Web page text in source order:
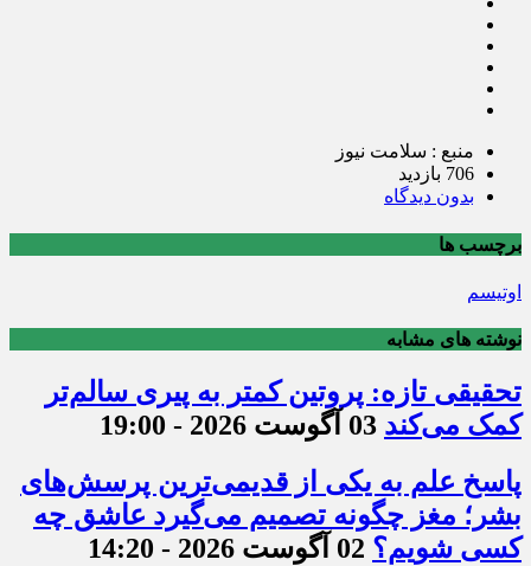
منبع : سلامت نیوز
706 بازدید
بدون دیدگاه
برچسب ها
اوتیسم
نوشته های مشابه
تحقیقی تازه: پروتین کمتر به پیری سالم‌تر
کمک می‌کند 03 آگوست 2026 - 19:00
پاسخ علم به یکی از قدیمی‌ترین پرسش‌های
بشر؛ مغز چگونه تصمیم می‌گیرد عاشق چه
کسی شویم؟ 02 آگوست 2026 - 14:20